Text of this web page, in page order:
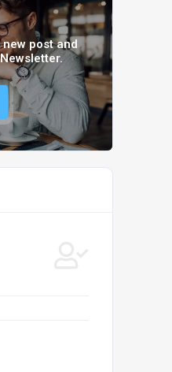
post and